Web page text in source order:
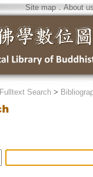
Site map．About us
Fulltext Search>